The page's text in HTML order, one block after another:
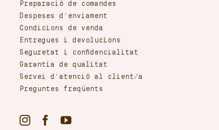
Preparació de comandes
Despeses d’enviament
Condicions de venda
Entregues i devolucions
Seguretat i confidencialitat
Garantia de qualitat
Servei d’atenció al client/a
Preguntes freqüents